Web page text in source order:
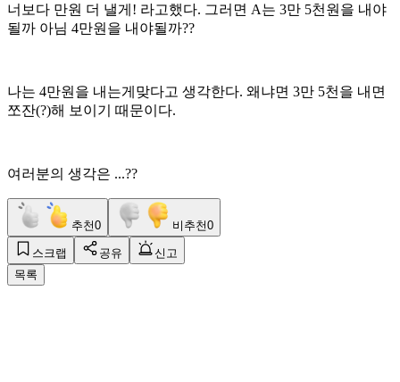
너보다 만원 더 낼게! 라고했다. 그러면 A는 3만 5천원을 내야
될까 아님 4만원을 내야될까??
나는 4만원을 내는게맞다고 생각한다. 왜냐면 3만 5천을 내면
쪼잔(?)해 보이기 때문이다.
여러분의 생각은 ...??
추천0 비추천0
스크랩 공유
신고
목록